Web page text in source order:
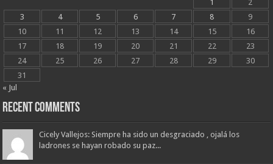
1
2
3
4 5 6 7 8
9
10
11 12 13 14 15
16
17
18 19 20 21 22
23
24
25 26 27 28 29
30
31
« Jul
Recent Comments
Cicely Vallejos: Siempre ha sido un desgraciado , ojalá los
ladrones se hayan robado su paz...